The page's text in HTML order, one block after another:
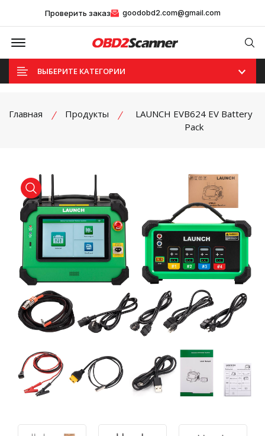
Проверить заказ goodobd2.com@gmail.com
Offcanvas Menu Open
ВЫБЕРИТЕ КАТЕГОРИИ
Главная Продукты
LAUNCH EVB624 EV Battery
Pack
product view